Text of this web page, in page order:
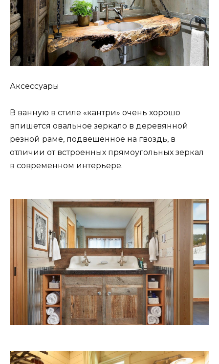
Аксессуары
В ванную в стиле «кантри» очень хорошо
впишется овальное зеркало в деревянной
резной раме, подвешенное на гвоздь, в
отличии от встроенных прямоугольных зеркал
в современном интерьере.